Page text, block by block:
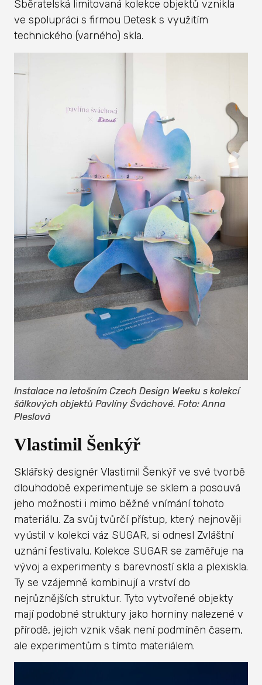
Sběratelská limitovaná kolekce objektů vznikla
ve spolupráci s firmou Detesk s využitím
technického (varného) skla.
Instalace na letošním Czech Design Weeku s kolekcí
šálkových objektů Pavlíny Šváchové. Foto: Anna
Pleslová
Vlastimil Šenkýř
Sklářský designér Vlastimil Šenkýř ve své tvorbě
dlouhodobě experimentuje se sklem a posouvá
jeho možnosti i mimo běžné vnímání tohoto
materiálu. Za svůj tvůrčí přístup, který nejnověji
vyústil v kolekci váz SUGAR, si odnesl Zvláštní
uznání festivalu. Kolekce SUGAR se zaměřuje na
vývoj a experimenty s barevností skla a plexiskla.
Ty se vzájemně kombinují a vrství do
nejrůznějších struktur. Tyto vytvořené objekty
mají podobné struktury jako horniny nalezené v
přírodě, jejich vznik však není podmíněn časem,
ale experimentům s tímto materiálem.